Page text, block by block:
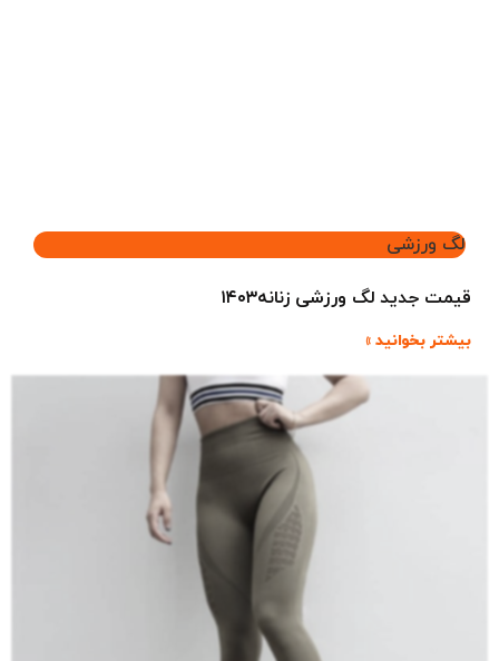
لگ ورزشی
قیمت جدید لگ ورزشی زنانه۱۴۰۳
بیشتر بخوانید »